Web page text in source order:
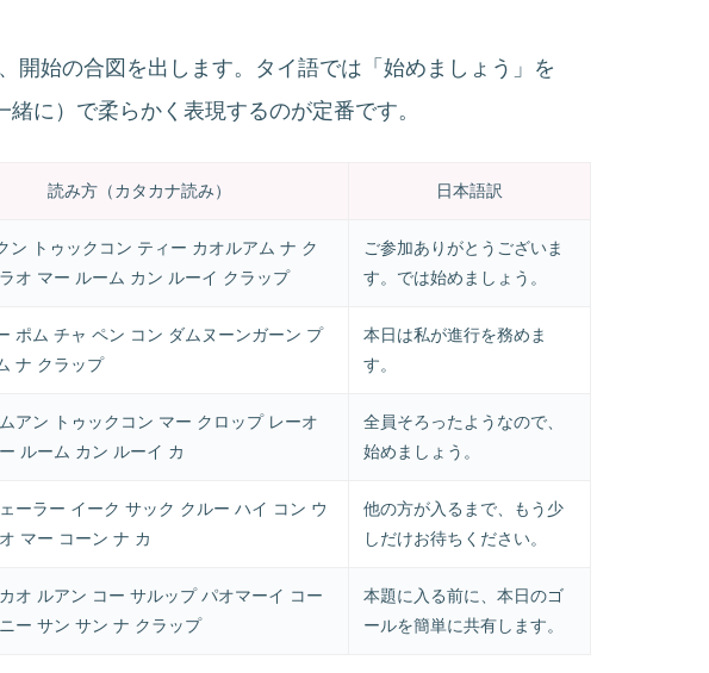
開始の合図を出します。タイ語では「始めましょう」を
に）で柔らかく表現するのが定番です。
読み方（カタカナ読み） 日本語訳
ン トゥックコン ティー カオルアム ナ ク
オ マー ルーム カン ルーイ クラップ
ご参加ありがとうございま
す。では始めましょう。
ポム チャ ペン コン ダムヌーンガーン プ
ナ クラップ
本日は私が進行を務めま
す。
アン トゥックコン マー クロップ レーオ
ルーム カン ルーイ カ
全員そろったようなので、
始めましょう。
ーラー イーク サック クルー ハイ コン ウ
マー コーン ナ カ
他の方が入るまで、もう少
しだけお待ちください。
オ ルアン コー サルップ パオマーイ コー
ー サン サン ナ クラップ
本題に入る前に、本日のゴ
ールを簡単に共有します。